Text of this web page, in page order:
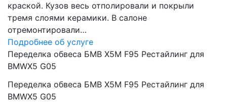
краской. Кузов весь отполировали и покрыли
тремя слоями керамики. В салоне
отремонтировали…
Подробнее об услуге
Переделка обвеса БМВ Х5М F95 Рестайлинг для
BMWX5 G05
Переделка обвеса БМВ Х5М F95 Рестайлинг для
BMWX5 G05